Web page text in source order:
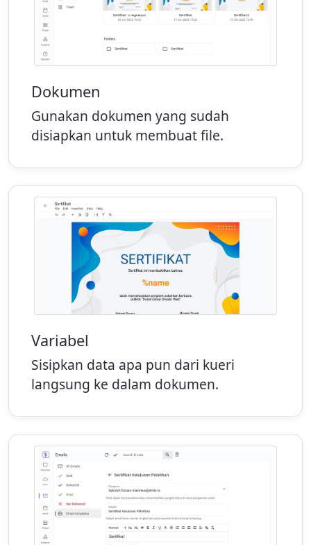
Dokumen
Gunakan dokumen yang sudah
disiapkan untuk membuat file.
Variabel
Sisipkan data apa pun dari kueri
langsung ke dalam dokumen.